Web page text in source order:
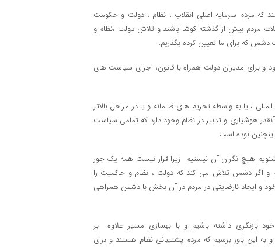
که مردم سرمایه اصلی انقلاب ، نظام ، دولت و حکومت
بیش از گذشته کوشا باشند و تلاش دولت ،نظام و
که برای ما تعیین کرده بگذریم.
و برای مدیران دولت همراه با قانون، اجرای سیاست های
، یا به واسطه تحریم های ظالمانه و یا در مراحل بالاتر
هوشیاری و تدبیر در نظام وجود دارد که تمامی سیاست
بوده است.
هیچ نگران آن نیستیم زیرا قرار نیست همه یک جور
و اگر دشمن تلاش می کند که دولت ، نظام و حاکمیت را
و ایجاد نارضایتی در مردم در آن بخش با دشمن همراهی
بازنگری داشته باشیم و با بهسازی مسیر علاوه بر
به این باور برسیم که مردم پشتیبانی نظام هستند و برای